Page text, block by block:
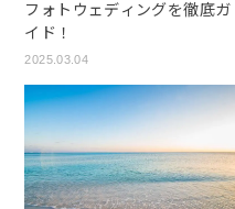
フォトウェディングを徹底ガ
イド！
2025.03.04